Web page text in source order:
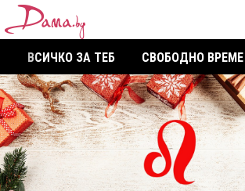
ВСИЧКО ЗА ТЕБ СВОБОДНО ВРЕМЕ